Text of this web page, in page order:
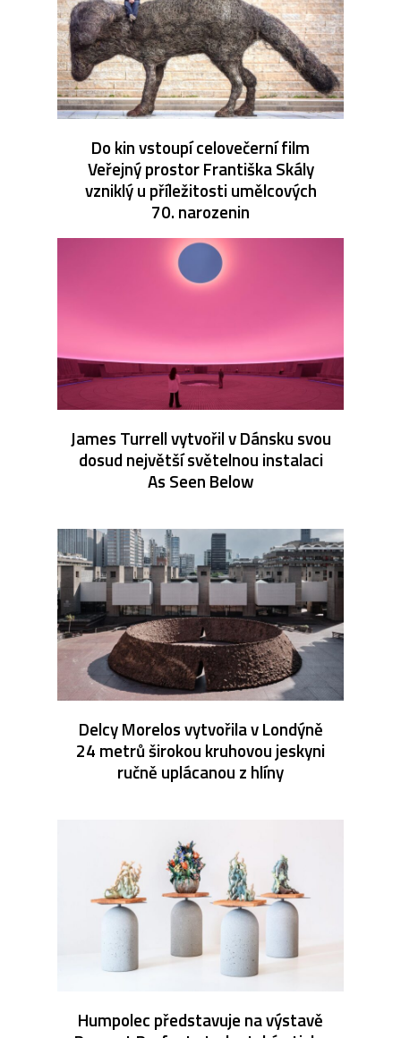
Do kin vstoupí celovečerní film
Veřejný prostor Františka Skály
vzniklý u příležitosti umělcových
70. narozenin
James Turrell vytvořil v Dánsku svou
dosud největší světelnou instalaci
As Seen Below
Delcy Morelos vytvořila v Londýně
24 metrů širokou kruhovou jeskyni
ručně uplácanou z hlíny
Humpolec představuje na výstavě